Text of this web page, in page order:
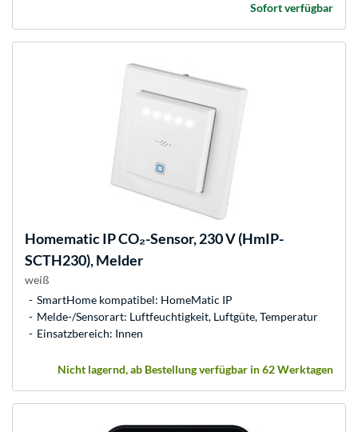
Sofort verfügbar
Homematic IPCO₂-Sensor, 230 V (HmIP-
SCTH230), Melder
weiß
SmartHome kompatibel: HomeMatic IP
Melde-/Sensorart: Luftfeuchtigkeit, Luftgüte, Temperatur
Einsatzbereich: Innen
Nicht lagernd, ab Bestellung verfügbar in 62 Werktagen